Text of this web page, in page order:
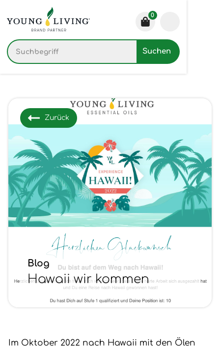
0
Zurück
Blog
Hawaii wir kommen
Im Oktober 2022 nach Hawaii mit den Ölen